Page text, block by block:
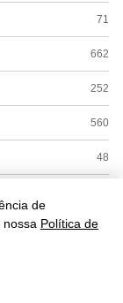
de
nossa Política de
71
662
252
560
48